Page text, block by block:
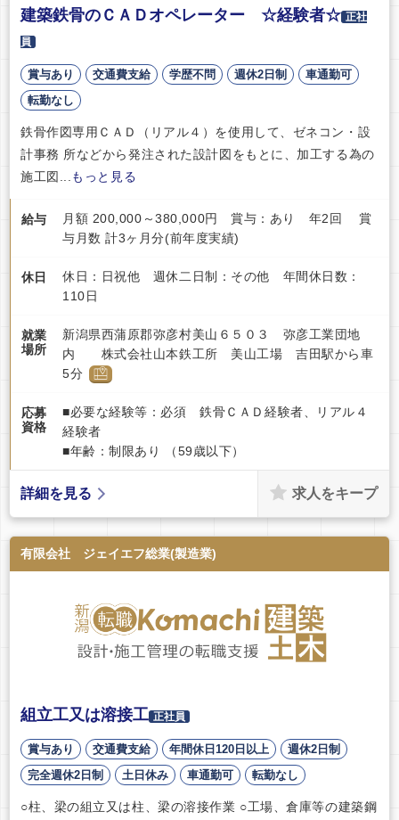
建築鉄骨のＣＡＤオペレーター ☆経験者☆ 正社
員
賞与あり 交通費支給 学歴不問 週休2日制
車通勤可
転勤なし
鉄骨作図専用ＣＡＤ（リアル４）を使用して、ゼネコン・設
計事務 所などから発注された設計図をもとに、加工する為の
施工図...
もっと見る
給与
月額 200,000～380,000円 賞与：あり 年2回 賞
与月数 計3ヶ月分(前年度実績)
休日
休日：日祝他 週休二日制：その他 年間休日数：
110日
就業
場所
新潟県西蒲原郡弥彦村美山６５０３ 弥彦工業団地
内 株式会社山本鉄工所 美山工場 吉田駅から車
5分
応募
資格
■必要な経験等：必須 鉄骨ＣＡＤ経験者、リアル４
経験者
■年齢：制限あり （59歳以下）
詳細を見る 求人をキープ
有限会社 ジェイエフ総業(製造業)
組立工又は溶接工 正社員
賞与あり 交通費支給 年間休日120日以上
週休2日制
完全週休2日制
土日休み 車通勤可 転勤なし
○柱、梁の組立又は柱、梁の溶接作業 ○工場、倉庫等の建築鋼